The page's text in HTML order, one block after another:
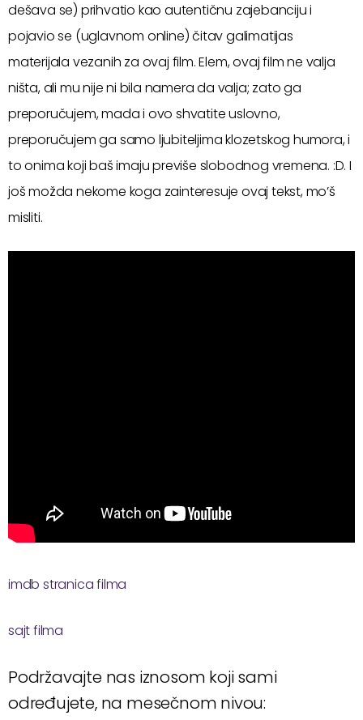
dešava se) prihvatio kao autentičnu zajebanciju i
pojavio se (uglavnom online) čitav galimatijas
materijala vezanih za ovaj film. Elem, ovaj film ne valja
ništa, ali mu nije ni bila namera da valja; zato ga
preporučujem, mada i ovo shvatite uslovno,
preporučujem ga samo ljubiteljima klozetskog humora, i
to onima koji baš imaju previše slobodnog vremena. :D. I
još možda nekome koga zainteresuje ovaj tekst, mo’š
misliti.
imdb stranica filma
sajt filma
Podržavajte nas iznosom koji sami
određujete, na mesečnom nivou: